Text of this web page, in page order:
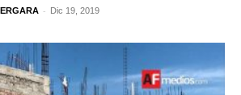
- Dic 19, 2019